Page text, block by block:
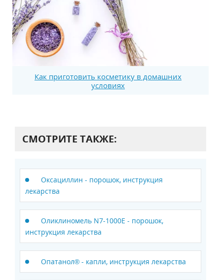
Как приготовить косметику в домашних
условиях
СМОТРИТЕ ТАКЖЕ:
Оксациллин - порошок, инструкция
лекарства
Оликлиномель N7-1000E - порошок,
инструкция лекарства
Опатанол® - капли, инструкция лекарства